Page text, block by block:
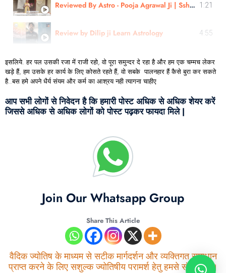
Reviewed By Astro - Pooja Agrawal Ji | Sshree Astro Vastu #astrology #nakshatra 1:21
Review by Dilip ji Learn Astrology 4:55
इसलिये. हर पल उसकी रजा में राजी रहो, वो पूरा समुन्दर दे रहा है और हम एक चम्मच लेकर
खड़े हैं, हम उसके हर कार्य के लिए कोसते रहते हैं, वो सबके पालनहार हैं कैसे बुरा कर सकते
है..बस हमे अपने धैर्य संयम और कर्म का आश्रय नही त्यागना चाहीए
आप सभी लोगों से निवेदन है कि हमारी पोस्ट अधिक से अधिक शेयर करें
जिससे अधिक से अधिक लोगों को पोस्ट पढ़कर फायदा मिले |
Join Our Whatsapp Group
Share This Article
वैदिक ज्योतिष के माध्यम से सटीक मार्गदर्शन और व्यक्तिगत समाधान
प्राप्त करने के लिए सशुल्क ज्योतिषीय परामर्श हेतु हमसे संपर्क करें।